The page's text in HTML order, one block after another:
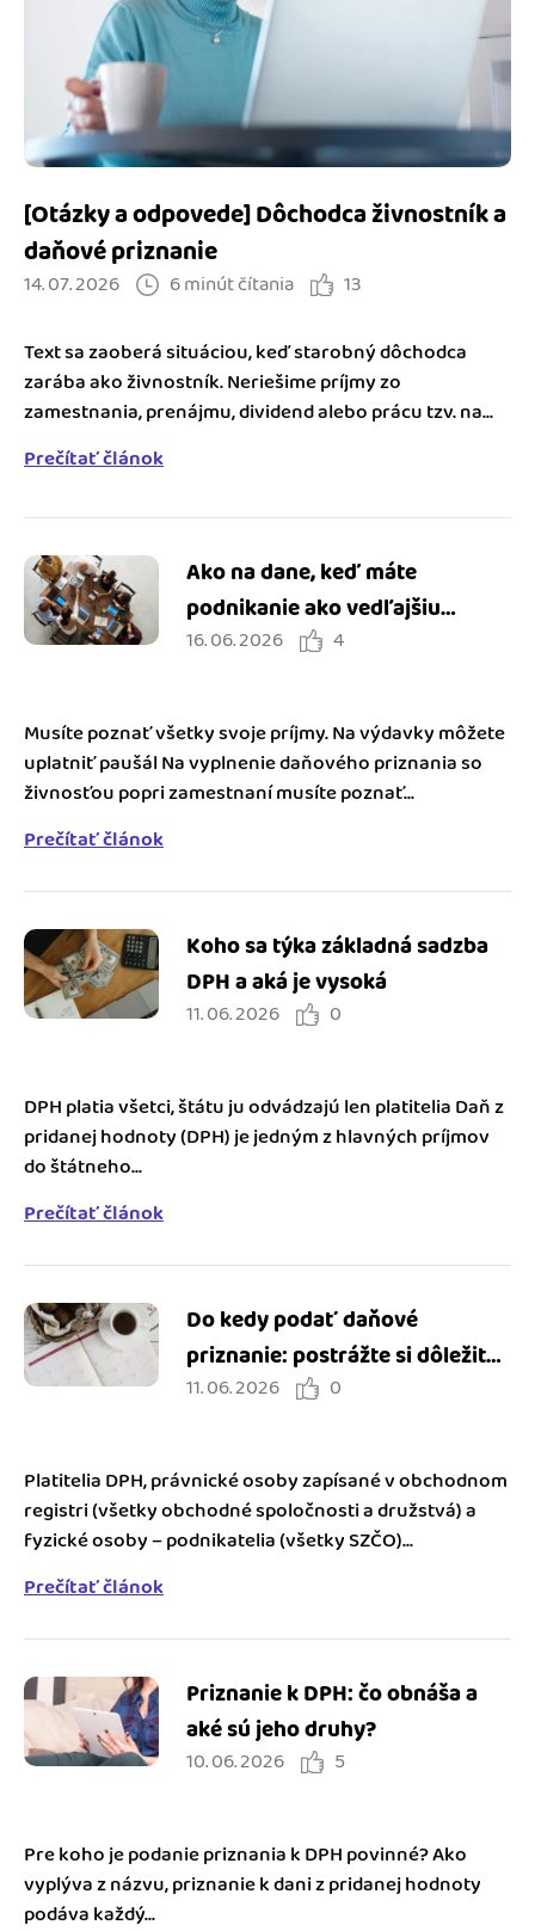
Katalóg doplnkov
Podnikateľský servis
Spýtajte sa nás
[Otázky a odpovede] Dôchodca živnostník a
daňové priznanie
14. 07. 2026 6 minút čítania 13
Text sa zaoberá situáciou, keď starobný dôchodca
zarába ako živnostník. Neriešime príjmy zo
zamestnania, prenájmu, dividend alebo prácu tzv. na...
Prečítať článok
Ako na dane, keď máte
podnikanie ako vedľajšiu
činnosť
16. 06. 2026 4
Musíte poznať všetky svoje príjmy. Na výdavky môžete
uplatniť paušál Na vyplnenie daňového priznania so
živnosťou popri zamestnaní musíte poznať...
Prečítať článok
Koho sa týka základná sadzba
DPH a aká je vysoká
11. 06. 2026 0
DPH platia všetci, štátu ju odvádzajú len platitelia Daň z
pridanej hodnoty (DPH) je jedným z hlavných príjmov
do štátneho...
Prečítať článok
Do kedy podať daňové
priznanie: postrážte si dôležité
termíny v roku 2026
11. 06. 2026 0
Platitelia DPH, právnické osoby zapísané v obchodnom
registri (všetky obchodné spoločnosti a družstvá) a
fyzické osoby – podnikatelia (všetky SZČO)...
Prečítať článok
Priznanie k DPH: čo obnáša a
aké sú jeho druhy?
10. 06. 2026 5
Pre koho je podanie priznania k DPH povinné? Ako
vyplýva z názvu, priznanie k dani z pridanej hodnoty
podáva každý...